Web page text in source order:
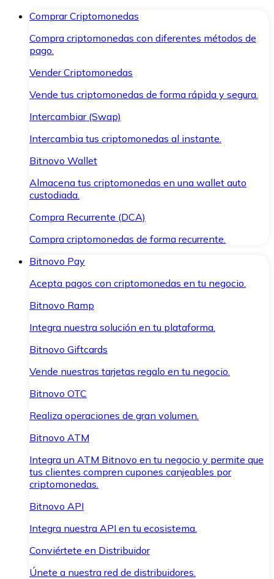
Comprar Criptomonedas
Compra criptomonedas con diferentes métodos de
pago.
Vender Criptomonedas
Vende tus criptomonedas de forma rápida y segura.
Intercambiar (Swap)
Intercambia tus criptomonedas al instante.
Bitnovo Wallet
Almacena tus criptomonedas en una wallet auto
custodiada.
Compra Recurrente (DCA)
Compra criptomonedas de forma recurrente.
Bitnovo Pay
Acepta pagos con criptomonedas en tu negocio.
Bitnovo Ramp
Integra nuestra solución en tu plataforma.
Bitnovo Giftcards
Vende nuestras tarjetas regalo en tu negocio.
Bitnovo OTC
Realiza operaciones de gran volumen.
Bitnovo ATM
Integra un ATM Bitnovo en tu negocio y permite que
tus clientes compren cupones canjeables por
criptomonedas.
Bitnovo API
Integra nuestra API en tu ecosistema.
Conviértete en Distribuidor
Únete a nuestra red de distribuidores.